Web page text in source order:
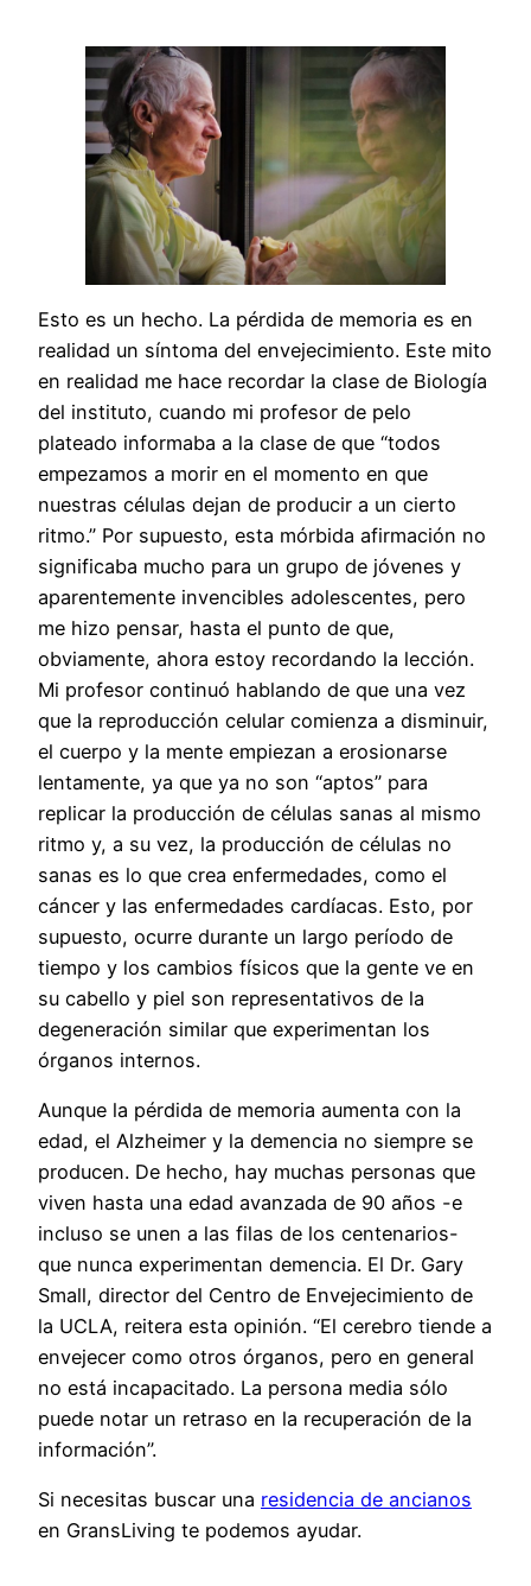
Esto es un hecho. La pérdida de memoria es en
realidad un síntoma del envejecimiento. Este mito
en realidad me hace recordar la clase de Biología
del instituto, cuando mi profesor de pelo
plateado informaba a la clase de que “todos
empezamos a morir en el momento en que
nuestras células dejan de producir a un cierto
ritmo.” Por supuesto, esta mórbida afirmación no
significaba mucho para un grupo de jóvenes y
aparentemente invencibles adolescentes, pero
me hizo pensar, hasta el punto de que,
obviamente, ahora estoy recordando la lección.
Mi profesor continuó hablando de que una vez
que la reproducción celular comienza a disminuir,
el cuerpo y la mente empiezan a erosionarse
lentamente, ya que ya no son “aptos” para
replicar la producción de células sanas al mismo
ritmo y, a su vez, la producción de células no
sanas es lo que crea enfermedades, como el
cáncer y las enfermedades cardíacas. Esto, por
supuesto, ocurre durante un largo período de
tiempo y los cambios físicos que la gente ve en
su cabello y piel son representativos de la
degeneración similar que experimentan los
órganos internos.
Aunque la pérdida de memoria aumenta con la
edad, el Alzheimer y la demencia no siempre se
producen. De hecho, hay muchas personas que
viven hasta una edad avanzada de 90 años -e
incluso se unen a las filas de los centenarios-
que nunca experimentan demencia. El Dr. Gary
Small, director del Centro de Envejecimiento de
la UCLA, reitera esta opinión. “El cerebro tiende a
envejecer como otros órganos, pero en general
no está incapacitado. La persona media sólo
puede notar un retraso en la recuperación de la
información”.
Si necesitas buscar una residencia de ancianos
en GransLiving te podemos ayudar.